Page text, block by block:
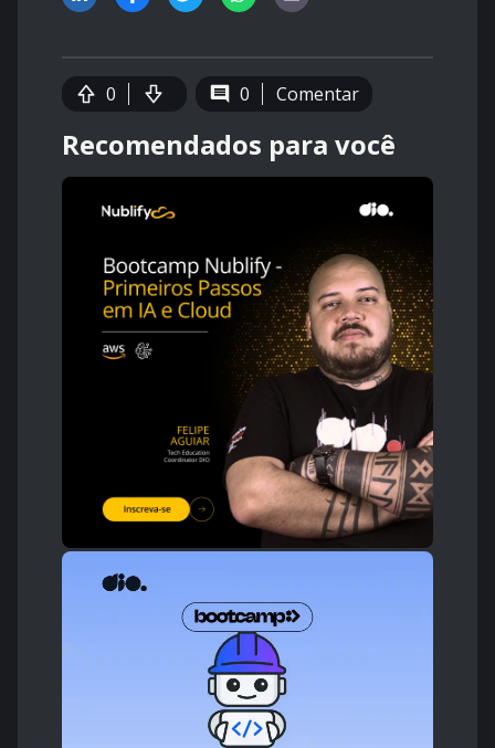
0 0 Comentar
Recomendados para você